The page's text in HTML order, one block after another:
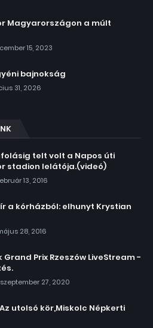
Magyarországon a múlt
15, 2023
bajnokság
31, 2026
telt volt a Napos úti
stadion lelátója.(videó)
13, 2016
a kórházból: elhunyt Krystian
28, 2016
Grand Prix Rzeszów LiveStream -
27, 2020
utolsó kör,Miskolc Népkerti